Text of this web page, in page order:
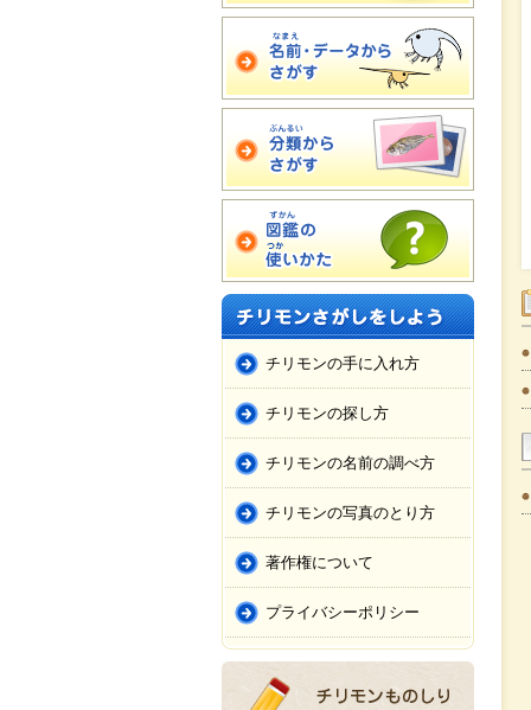
チリモンの手に入れ方
チリモンの探し方
チリモンの名前の調べ方
チリモンの写真のとり方
著作権について
プライバシーポリシー